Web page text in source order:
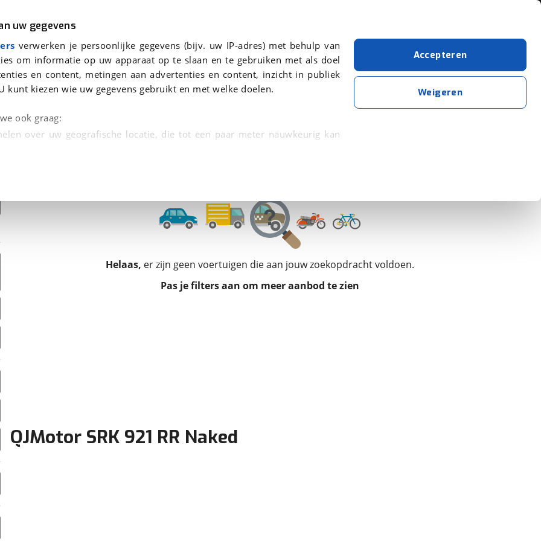
uw gegevens
verwerken je persoonlijke gegevens (bijv. uw IP-adres) met behulp van
om informatie op uw apparaat op te slaan en te gebruiken met als doel
en content, metingen aan advertenties en content, inzicht in publiek
kunt kiezen wie uw gegevens gebruikt en met welke doelen.
ook graag:
over uw geografische locatie, die tot een paar meter nauwkeurig kan
uw toestemming op elk moment wijzigen of intrekken in de
technieken zorgen we voor een betere en meer persoonlijke ervaring.
ervoor dat de website goed werkt. Ook gebruiken we analytische cookies
We tonen je graag relevante advertenties en gebruiken daarvoor
op en buiten onze website volgt – uiteraard op anonieme basis. Meer
en privacyverklaring
cookies. Je voorkeuren kun je later altijd aanpassen via de
Accepteren
Weigeren
SRK 921 RR
Helaas, er zijn geen voertuigen die aan jouw zoekopdracht voldoen.
Pas je filters aan om meer aanbod te zien
QJMotor SRK 921 RR Naked